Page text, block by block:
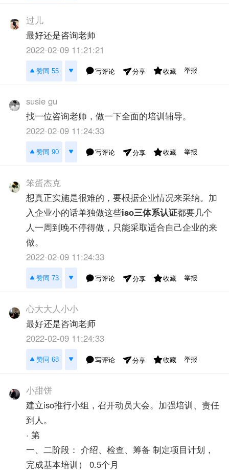
过儿
最好还是咨询老师
2022-02-09 11:21:21
赞同 55 写评论 分享 收藏 举报
susie gu
找一位咨询老师，做一下全面的培训辅导。
2022-02-09 11:24:33
赞同 90 写评论 分享 收藏 举报
笨蛋杰克
想真正实施是很难的，要根据企业情况来采纳。加
入企业小的话单独做这些iso三体系认证都要几个
人一周到晚不停得做，只能采取适合自己企业的来
做。
2022-02-09 11:24:33
赞同 73 写评论 分享 收藏 举报
心大大人小小
最好还是咨询老师
2022-02-09 11:24:33
赞同 68 写评论 分享 收藏 举报
小甜饼
建立iso推行小组，召开动员大会。加强培训、责任
到人。
· 第
一、二阶段： 介绍、检查、筹备 制定项目计划，
完成基本培训） 0.5个月